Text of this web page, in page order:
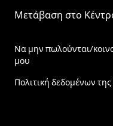
Μετάβαση στο
Να μην πωλούνται/
μου
Πολιτική δεδομένων